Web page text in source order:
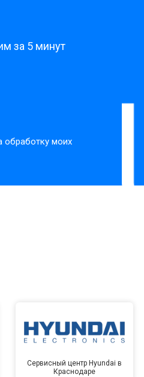
за 5 минут
обработку моих
Сервисный центр Hyundai в
Краснодаре